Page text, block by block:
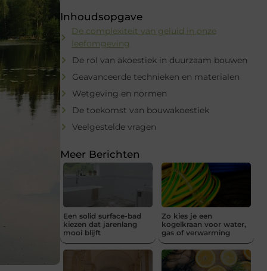
Inhoudsopgave
De complexiteit van geluid in onze
leefomgeving
De rol van akoestiek in duurzaam bouwen
Geavanceerde technieken en materialen
Wetgeving en normen
De toekomst van bouwakoestiek
Veelgestelde vragen
Meer Berichten
Een solid surface-bad
kiezen dat jarenlang
mooi blijft
Zo kies je een
kogelkraan voor water,
gas of verwarming